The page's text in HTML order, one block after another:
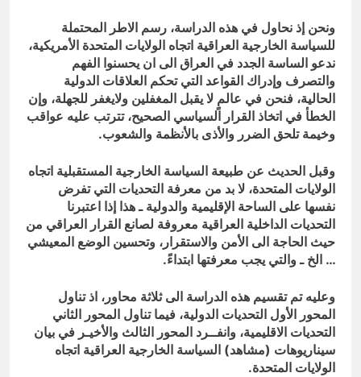
ونحن إذ نحاول في هذه الدراسة، رسم الاطر المحتملة
للسياسة الخارجية العراقية اتجاه الولايات المتحدة الأمريكية،
ندعو الساسة الجدد في العراق الى ان يحسنوا الفهم
والتصرف وإدراك القواعد التي تحكم العلاقات الدولية
الحالية، فنحن في عالمٍ لا يقبل المغفلين ولايغفر للجهلة، وإن
الخطأ في اتخاذ القرار السياسي الصحيح، تترتب عليه عواقب
وخيمة تلحق الضرر والأذى بالأنظمة والشعوب.
وقبل الحديث عن طبيعة السياسة الخارجية المستقبلية اتجاه
الولايات المتحدة، لا بد من معرفة التحديات التي تفرض
نفسها على الساحة الإقليمية والدولية ـ هذا إذا اعتبرنا
التحديات الداخلية العراقية معروفة لصانع القرار العراقي من
حيث الحاجة الى الأمن والاستقرار، وتحسين الوضع المعيشي
… الخ ـ والتي يجب معرفتها ابتداءً.
وعليه تم تقسيم هذه الدراسة الى ثلاثة محاور، اذ تناول
المحور الأول التحديات الدولية، فيما تناول المحور الثاني
التحديات الاقليمية، وانفــرد المحور الثالث والأخيـر في بيان
سيناريوهات (مشاهد) السياسة الخارجية العراقية اتجاه
الولايات المتحدة.